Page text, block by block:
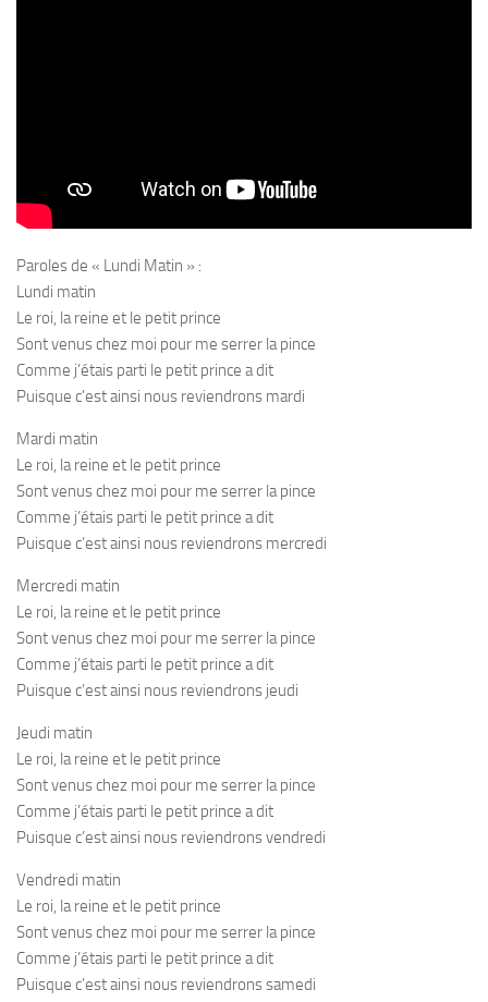
Paroles de « Lundi Matin » :
Lundi matin
Le roi, la reine et le petit prince
Sont venus chez moi pour me serrer la pince
Comme j’étais parti le petit prince a dit
Puisque c’est ainsi nous reviendrons mardi
Mardi matin
Le roi, la reine et le petit prince
Sont venus chez moi pour me serrer la pince
Comme j’étais parti le petit prince a dit
Puisque c’est ainsi nous reviendrons mercredi
Mercredi matin
Le roi, la reine et le petit prince
Sont venus chez moi pour me serrer la pince
Comme j’étais parti le petit prince a dit
Puisque c’est ainsi nous reviendrons jeudi
Jeudi matin
Le roi, la reine et le petit prince
Sont venus chez moi pour me serrer la pince
Comme j’étais parti le petit prince a dit
Puisque c’est ainsi nous reviendrons vendredi
Vendredi matin
Le roi, la reine et le petit prince
Sont venus chez moi pour me serrer la pince
Comme j’étais parti le petit prince a dit
Puisque c’est ainsi nous reviendrons samedi